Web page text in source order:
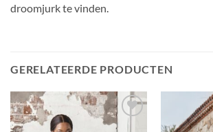
droomjurk te vinden.
GERELATEERDE PRODUCTEN
Toevoegen